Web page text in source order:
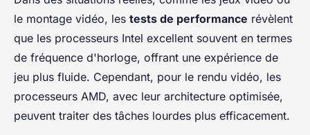
le montage vidéo, les tests de performance révèlent
que les processeurs Intel excellent souvent en termes
de fréquence d'horloge, offrant une expérience de
jeu plus fluide. Cependant, pour le rendu vidéo, les
processeurs AMD, avec leur architecture optimisée,
peuvent traiter des tâches lourdes plus efficacement.